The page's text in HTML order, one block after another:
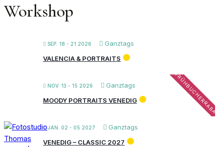
Workshop
SEP. 18 - 21 2026
Ganztags
VALENCIA & PORTRAITS
NOV. 13 - 15 2026 Ganztags
MOODY PORTRAITS VENEDIG
JAN. 02 - 05 2027
Ganztags
VENEDIG – CLASSIC 2027